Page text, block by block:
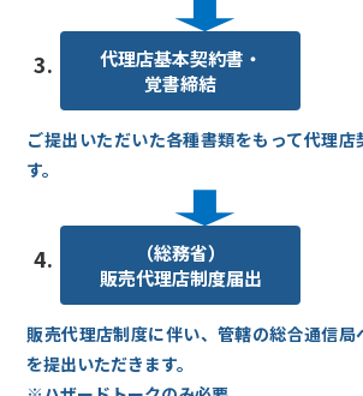
3.
代理店基本契約書・
覚書締結
ご提出いただいた各種書類をもって代理店
す。
4.
（総務省）
販売代理店制度届出
販売代理店制度に伴い、管轄の総合通信
を提出いただきます。